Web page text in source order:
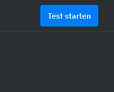
Test starten